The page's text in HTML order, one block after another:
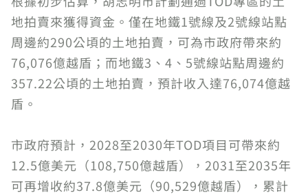
地拍賣來獲得資金。僅在地鐵1號線及2號線站點
周邊約290公頃的土地拍賣，可為市政府帶來約
76,076億越盾；而地鐵3、4、5號線站點周邊約
357.22公頃的土地拍賣，預計收入達76,074億越
盾。
市政府預計，2028至2030年TOD項目可帶來約
12.5億美元（108,750億越盾），2031至2035年
可再增收約37.8億美元（90,529億越盾），累計